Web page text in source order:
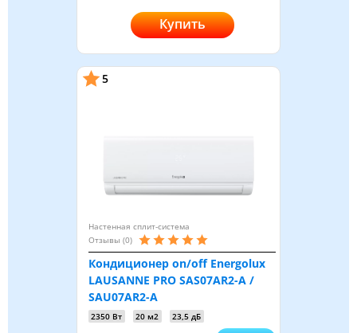
Купить
5
Настенная сплит-система
Отзывы (0)
Кондиционер on/off Energolux
LAUSANNE PRO SAS07AR2-A /
SAU07AR2-A
2350 Вт 20 м2 23,5 дБ